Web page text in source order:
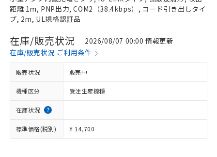
距離 1m, PNP出力, COM2（38.4kbps）, コード引き出しタイ
プ, 2m, UL規格認証品
在庫/販売状況
2026/08/07 00:00 情報更新
在庫/販売状況 ご利用条件
販売状況 販売中
機種区分 受注生産機種
在庫状況
標準価格(税別) ¥ 14,700